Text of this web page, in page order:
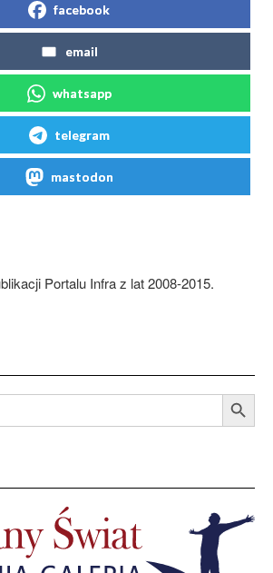
facebook
email
whatsapp
telegram
mastodon
Portalu Infra z lat 2008-2015.
Search Button